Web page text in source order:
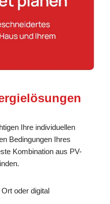
Ihre individuellen
Bedingungen Ihres
Kombination aus PV-
oder digital